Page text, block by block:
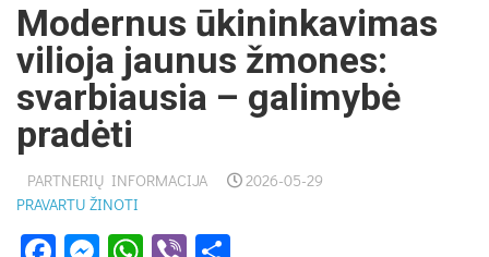
Modernus ūkininkavimas
vilioja jaunus žmones:
svarbiausia – galimybė
pradėti
PARTNERIŲ INFORMACIJA
2026-05-29
PRAVARTU ŽINOTI